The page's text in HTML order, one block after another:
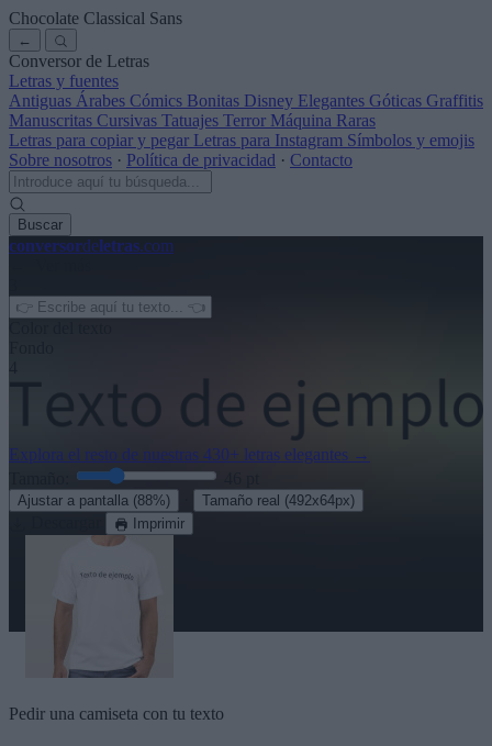
Chocolate Classical Sans
←
Conversor de Letras
Letras y fuentes
Antiguas Árabes Cómics Bonitas Disney Elegantes Góticas Graffitis
Manuscritas Cursivas Tatuajes Terror Máquina Raras
Letras para copiar y pegar Letras para Instagram Símbolos y emojis
Sobre nosotros · Política de privacidad · Contacto
Buscar
conversordeletras.com
Explora el resto de nuestras 430+ letras elegantes →
Ajustar a pantalla (88%) Tamaño real (492x64px)
Imprimir
Pedir una camiseta con tu texto